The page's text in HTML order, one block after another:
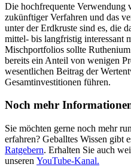
Die hochfrequente Verwendung
zukünftiger Verfahren und das
unter der Erdkruste sind es, die
mittel- bis langfristig interessant
Mischportfolios sollte
bereits ein Anteil von wenigen
wesentlichen Beitrag der
Gesamtinvestitionen führen.
Noch mehr
Sie möchten gerne noch mehr
erfahren? Geballtes Wissen gibt
Ratgebern. Erhalten Sie auch
unseren YouTube-Kanal.